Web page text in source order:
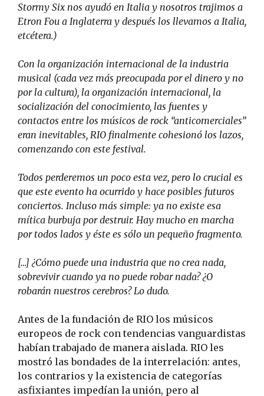
Stormy Six nos ayudó en Italia y nosotros trajimos a
Etron Fou a Inglaterra y después los llevamos a Italia,
etcétera.)
Con la organización internacional de la industria
musical (cada vez más preocupada por el dinero y no
por la cultura), la organización internacional, la
socialización del conocimiento, las fuentes y
contactos entre los músicos de rock “anticomerciales”
eran inevitables, RIO finalmente cohesionó los lazos,
comenzando con este festival.
Todos perderemos un poco esta vez, pero lo crucial es
que este evento ha ocurrido y hace posibles futuros
conciertos. Incluso más simple: ya no existe esa
mítica burbuja por destruir. Hay mucho en marcha
por todos lados y éste es sólo un pequeño fragmento.
[…] ¿Cómo puede una industria que no crea nada,
sobrevivir cuando ya no puede robar nada? ¿O
robarán nuestros cerebros? Lo dudo.
Antes de la fundación de RIO los músicos
europeos de rock con tendencias vanguardistas
habían trabajado de manera aislada. RIO les
mostró las bondades de la interrelación: antes,
los contrarios y la existencia de categorías
asfixiantes impedían la unión, pero al